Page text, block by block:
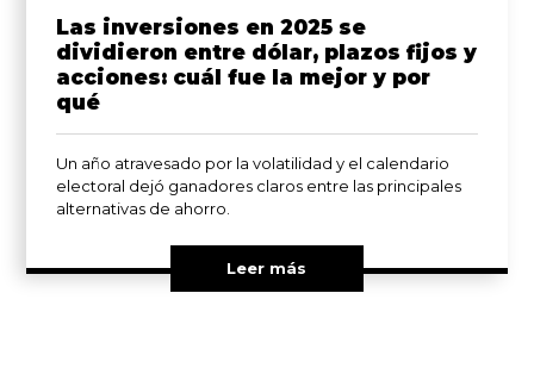
Las inversiones en 2025 se
dividieron entre dólar, plazos fijos y
acciones: cuál fue la mejor y por
qué
Un año atravesado por la volatilidad y el calendario
electoral dejó ganadores claros entre las principales
alternativas de ahorro.
Leer más